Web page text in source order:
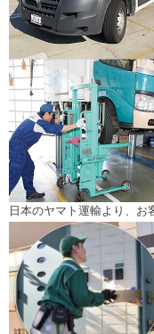
日本のヤマト運輸より、お